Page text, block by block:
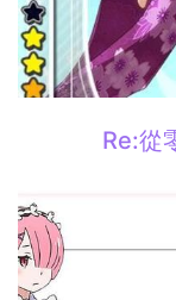
Re:從